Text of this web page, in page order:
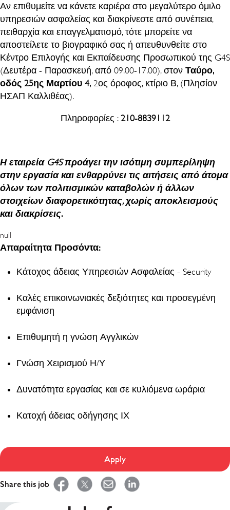
Αν επιθυμείτε να κάνετε καριέρα στο μεγαλύτερο όμιλο
υπηρεσιών ασφαλείας και διακρίνεστε από συνέπεια,
πειθαρχία και επαγγελματισμό, τότε μπορείτε να
αποστείλετε το βιογραφικό σας ή απευθυνθείτε στο
Κέντρο Επιλογής και Εκπαίδευσης Προσωπικού της G4S
(Δευτέρα - Παρασκευή, από 09.00-17.00), στον Ταύρο,
οδός 25ης Μαρτίου 4, 2ος όροφος, κτίριο Β, (Πλησίον
ΗΣΑΠ Καλλιθέας).
Πληροφορίες : 210-8839112
Η εταιρεία G4S προάγει την ισότιμη συμπερίληψη
στην εργασία και ενθαρρύνει τις αιτήσεις από άτομα
όλων των πολιτισμικών καταβολών ή άλλων
στοιχείων διαφορετικότητας, χωρίς αποκλεισμούς
και διακρίσεις.
null
Απαραίτητα Προσόντα:
Κάτοχος άδειας Υπηρεσιών Ασφαλείας - Security
Καλές επικοινωνιακές δεξιότητες και προσεγμένη
εμφάνιση
Επιθυμητή η γνώση Αγγλικών
Γνώση Χειρισμού Η/Υ
Δυνατότητα εργασίας και σε κυλιόμενα ωράρια
Κατοχή άδειας οδήγησης ΙΧ
Apply
Share this job